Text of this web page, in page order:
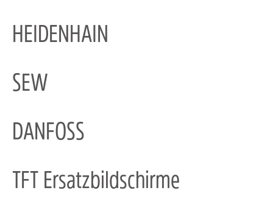
HEIDENHAIN
SEW
DANFOSS
TFT Ersatzbildschirme